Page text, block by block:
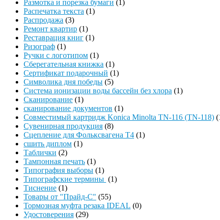
Размотка и порезка бумаги (1)
Распечатка текста (1)
Распродажа (3)
Ремонт квартир (1)
Реставрация книг (1)
Ризограф (1)
Ручки с логотипом (1)
Сберегательная книжка (1)
Сертификат подарочный (1)
Символика дня победы (5)
Система ионизации воды бассейн без хлора (1)
Сканирование (1)
сканирование документов (1)
Совместимый картридж Konica Minolta TN-116 (TN-118)
Сувенирная продукция (8)
Сцепление для Фольксвагена Т4 (1)
сшить диплом (1)
Таблички (2)
Тампонная печать (1)
Типография выборы (1)
Типографские термины (1)
Тиснение (1)
Товары от "Прайд-С" (55)
Тормозная муфта резака IDEAL (0)
Удостоверения (29)